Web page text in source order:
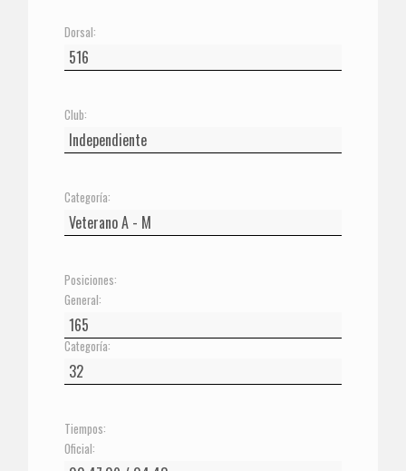
Dorsal:
Club:
Categoría:
Posiciones:
General:
Categoría:
Tiempos:
Oficial: